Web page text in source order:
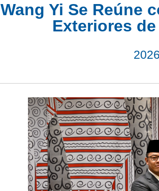
Wang Yi Se Reúne
Exteriores